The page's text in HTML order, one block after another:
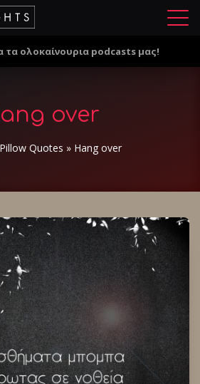
Μ
ο
ολοκαίνουρια podcasts μας!
over
Pillow Quotes » Hang over